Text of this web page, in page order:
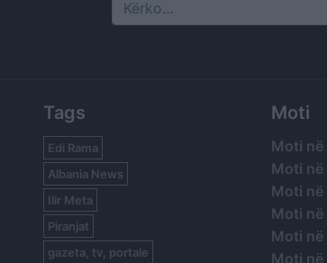
Search
Tags
Edi Rama
Albania News
Ilir Meta
Piranjat
gazeta, tv, portale
Moti
Moti në
Moti në
Moti në
Moti në
Moti në
Moti në